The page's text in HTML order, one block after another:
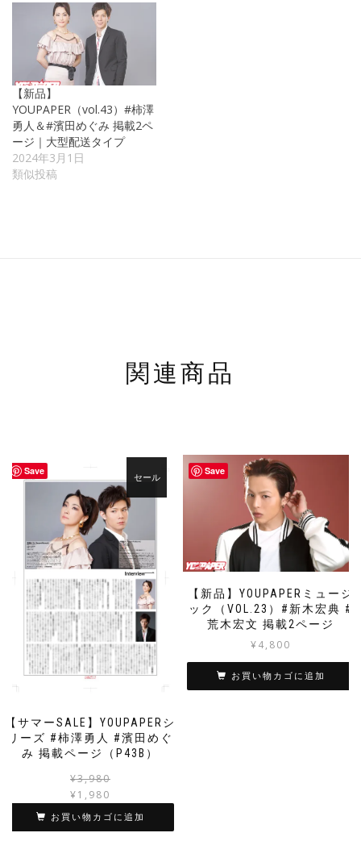
【新品】
YOUPAPER（vol.43）#柿澤
勇人＆#濱田めぐみ 掲載2ペ
ージ｜大型配送タイプ
2024年3月1日
類似投稿
関連商品
Save
【サマーSALE】YOUPAPERシ
リーズ #柿澤勇人 #濱田めぐ
み 掲載ページ（P43B）
セール
¥3,980
¥1,980
お買い物カゴに追加
Save
【新品】YOUPAPERミュージ
ック（VOL.23）#新木宏典 #
荒木宏文 掲載2ページ
¥4,800
お買い物カゴに追加